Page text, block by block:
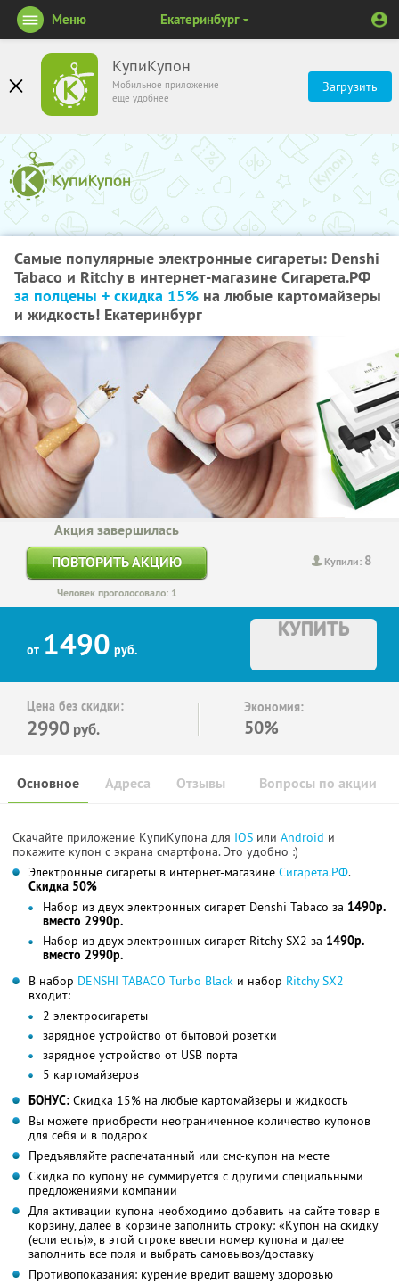
КупиКупон
Мобильное приложение
ещё удобнее
Загрузить
Меню Екатеринбург
Самые популярные электронные сигареты: Denshi
Tabaco и Ritchy в интернет-магазине Сигарета.РФ
за полцены + скидка 15% на любые картомайзеры
и жидкость! Екатеринбург
Купили: 8
Акция завершилась
ПОВТОРИТЬ АКЦИЮ
Человек проголосовало: 1
от 1490 руб.
КУПИТЬ
Цена без скидки:
2990 руб.
Экономия:
50%
Основное Отзывы Вопросы по акции
Адреса
Скачайте приложение КупиКупона для IOS или Android и
покажите купон с экрана смартфона. Это удобно :)
Электронные сигареты в интернет-магазине Сигарета.РФ.
Скидка 50%
Набор из двух электронных сигарет Denshi Tabaco за 1490р.
вместо 2990р.
Набор из двух электронных сигарет Ritchy SX2 за 1490р.
вместо 2990р.
В набор DENSHI TABACO Turbo Black и набор Ritchy SX2
входит:
2 электросигареты
зарядное устройство от бытовой розетки
зарядное устройство от USB порта
5 картомайзеров
БОНУС: Скидка 15% на любые картомайзеры и жидкость
Вы можете приобрести неограниченное количество купонов
для себя и в подарок
Предъявляйте распечатанный или смс-купон на месте
Скидка по купону не суммируется с другими специальными
предложениями компании
Для активации купона необходимо добавить на сайте товар в
корзину, далее в корзине заполнить строку: «Купон на скидку
(если есть)», в этой строке ввести номер купона и далее
заполнить все поля и выбрать самовывоз/доставку
Противопоказания: курение вредит вашему здоровью